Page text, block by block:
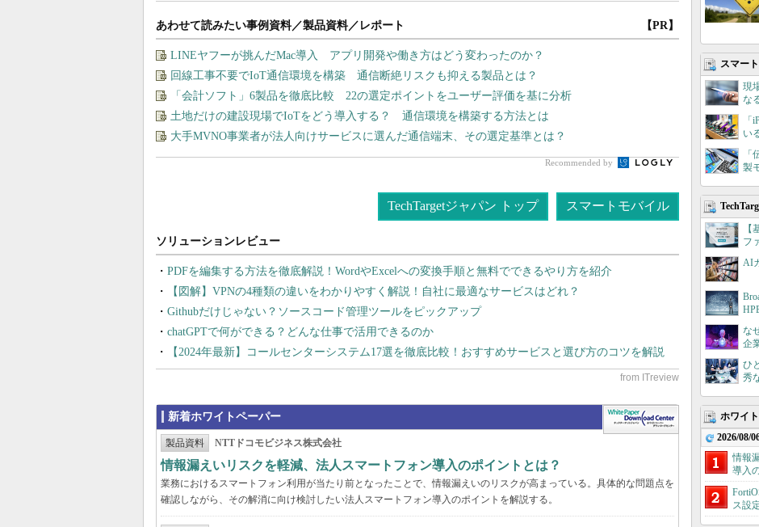
あわせて読みたい事例資料／製品資料／レポート 【PR】
LINEヤフーが挑んだMac導入 アプリ開発や働き方はどう変わったのか？
回線工事不要でIoT通信環境を構築 通信断絶リスクも抑える製品とは？
「会計ソフト」6製品を徹底比較 22の選定ポイントをユーザー評価を基に分析
土地だけの建設現場でIoTをどう導入する？ 通信環境を構築する方法とは
大手MVNO事業者が法人向けサービスに選んだ通信端末、その選定基準とは？
Recommended by
TechTargetジャパン トップ スマートモバイル
PDFを編集する方法を徹底解説！WordやExcelへの変換手順と無料でできるやり方を紹介
【図解】VPNの4種類の違いをわかりやすく解説！自社に最適なサービスはどれ？
Githubだけじゃない？ソースコード管理ツールをピックアップ
chatGPTで何ができる？どんな仕事で活用できるのか
【2024年最新】コールセンターシステム17選を徹底比較！おすすめサービスと選び方のコツを解説
新着ホワイトペーパー
製品資料 NTTドコモビジネス株式会社
情報漏えいリスクを軽減、法人スマートフォン導入のポイントとは？
業務におけるスマートフォン利用が当たり前となったことで、情報漏えいのリスクが高まっている。具体的な問題点を
確認しながら、その解消に向け検討したい法人スマートフォン導入のポイントを解説する。
スマー
現
な
い
製
フ
AI
な
企
ひ
秀
ホワイ
2026/08/
情報
導入
ス設